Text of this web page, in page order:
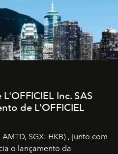
Inc. SAS
de L'OFFICIEL
AMTD, SGX: HKB) , junto com
o lançamento da